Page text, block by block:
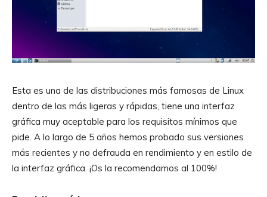
Esta es una de las distribuciones más famosas de Linux
dentro de las más ligeras y rápidas, tiene una interfaz
gráfica muy aceptable para los requisitos mínimos que
pide. A lo largo de 5 años hemos probado sus versiones
más recientes y no defrauda en rendimiento y en estilo de
la interfaz gráfica. ¡Os la recomendamos al 100%!